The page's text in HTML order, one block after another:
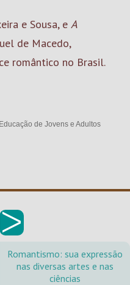
e Sousa, e A
de Macedo,
romântico no Brasil.
Educação de Jovens e Adultos
>
Romantismo: sua expressão
nas diversas artes e nas
ciências